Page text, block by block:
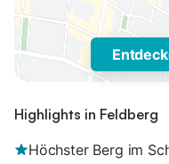
Highlights in Feldberg
Höchster Berg im